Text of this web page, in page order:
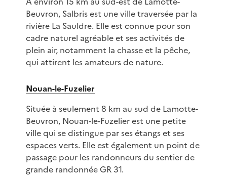
Beuvron, Salbris est une ville traversée par la
rivière La Sauldre. Elle est connue pour son
cadre naturel agréable et ses activités de
plein air, notamment la chasse et la pêche,
qui attirent les amateurs de nature.
Nouan-le-Fuzelier
Située à seulement 8 km au sud de Lamotte-
Beuvron, Nouan-le-Fuzelier est une petite
ville qui se distingue par ses étangs et ses
espaces verts. Elle est également un point de
passage pour les randonneurs du sentier de
grande randonnée GR 31.